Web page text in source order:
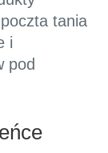
tania
i
pod